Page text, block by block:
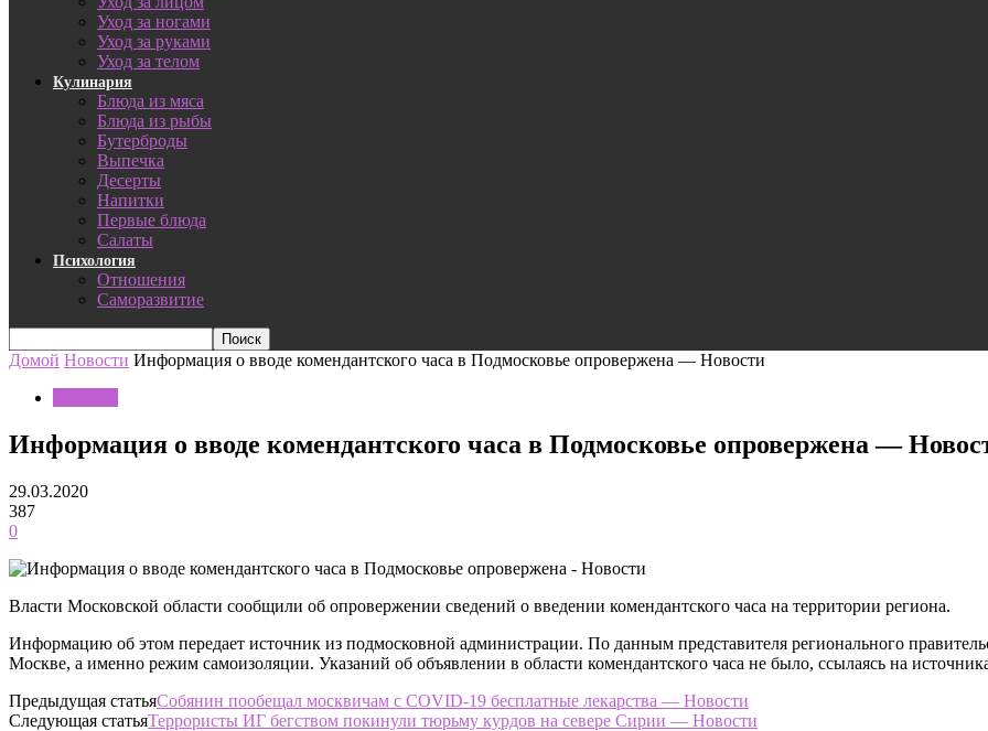
Уход за ногами
Уход за руками
Уход за телом
Кулинария
Блюда из мяса
Блюда из рыбы
Бутерброды
Выпечка
Десерты
Напитки
Первые блюда
Салаты
Психология
Отношения
Саморазвитие
Домой Новости Информация о вводе комендантского часа в Подмосковье опровержена — Новости
Информация о вводе комендантского часа в Подмосковье опровержена —
29.03.2020
387
0
Власти Московской области сообщили об опровержении сведений о введении комендантского часа на территории региона.
Информацию об этом передает источник из подмосковной администрации. По данным представителя регионального
Москве, а именно режим самоизоляции. Указаний об объявлении в области комендантского часа не было, ссылаясь на
Предыдущая статьяСобянин пообещал москвичам с COVID-19 бесплатные лекарства — Новости
Следующая статьяТеррористы ИГ бегством покинули тюрьму курдов на севере Сирии — Новости